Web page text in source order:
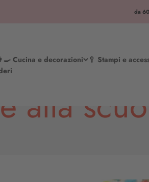
da
Cucina e decorazioni 🥄 Stampi e
alla